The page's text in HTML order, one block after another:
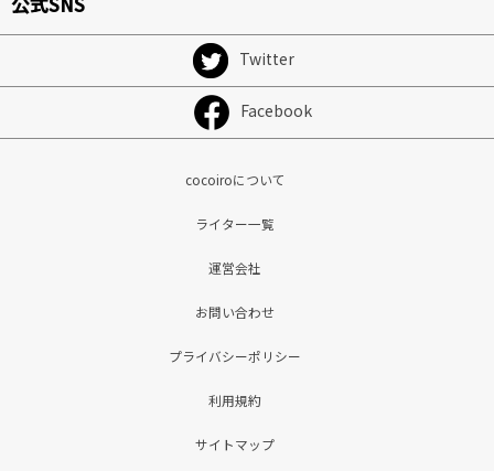
Twitter
Facebook
cocoiroについて
ライター一覧
運営会社
お問い合わせ
プライバシーポリシー
利用規約
サイトマップ